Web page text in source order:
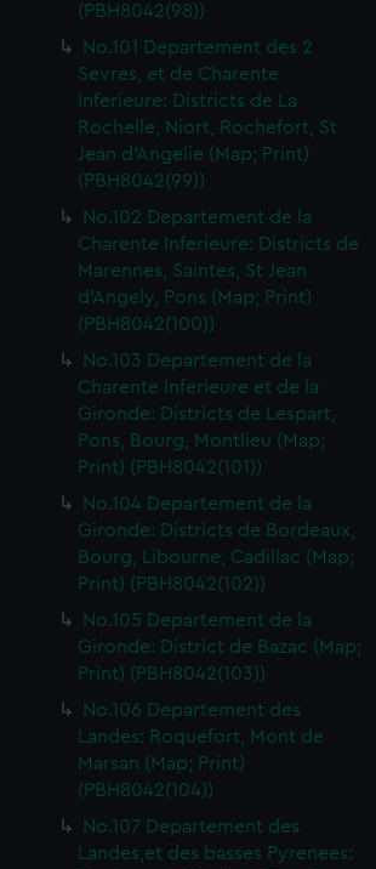
(PBH8042(98))
No.101 Departement des 2
Sevres, et de Charente
Inferieure: Districts de La
Rochelle, Niort, Rochefort, St
Jean d'Angelie (Map; Print)
(PBH8042(99))
No.102 Departement de la
Charente Inferieure: Districts de
Marennes, Saintes, St Jean
d'Angely, Pons (Map; Print)
(PBH8042(100))
No.103 Departement de la
Charente Inferieure et de la
Gironde: Districts de Lespart,
Pons, Bourg, Montlieu (Map;
Print) (PBH8042(101))
No.104 Departement de la
Gironde: Districts de Bordeaux,
Bourg, Libourne, Cadillac (Map;
Print) (PBH8042(102))
No.105 Departement de la
Gironde: District de Bazac (Map;
Print) (PBH8042(103))
No.106 Departement des
Landes: Roquefort, Mont de
Marsan (Map; Print)
(PBH8042(104))
No.107 Departement des
Landes,et des basses Pyrenees: